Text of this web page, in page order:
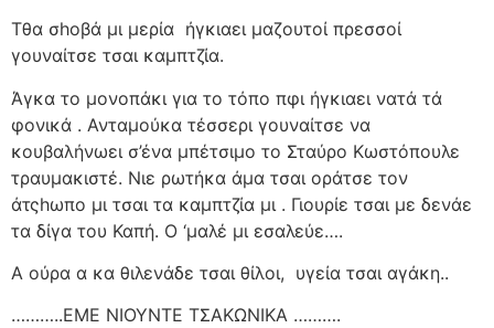
Τθα σhοβά μι μερία ήγκιαει μαζουτοί πρεσσοί
γουναίτσε τσαι καμπτζία.
Άγκα το μονοπάκι για το τόπο πφι ήγκιαει νατά τά
φονικά . Ανταμούκα τέσσερι γουναίτσε να
κουβαλήνωει σ’ένα μπέτσιμο το Σταύρο Κωστόπουλε
τραυμακιστέ. Νιε ρωτήκα άμα τσαι οράτσε τον
άτςhωπο μι τσαι τα καμπτζία μι . Γιουρίε τσαι με δενάε
τα δίγα του Καπή. Ο ‘μαλέ μι εσαλεύε….
Α ούρα α κα θιλενάδε τσαι θίλοι, υγεία τσαι αγάκη..
………..ΕΜΕ ΝΙΟΥΝΤΕ ΤΣΑΚΩΝΙΚΑ ……….